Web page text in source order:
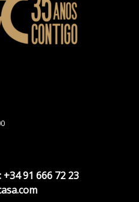
+34 91 666 72 23